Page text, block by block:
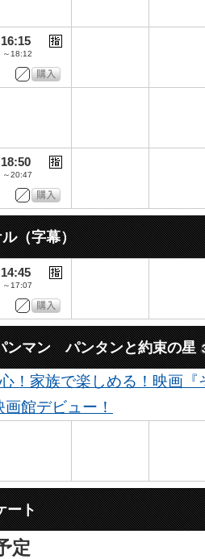
16:15
～18:12
18:50
～20:47
（字幕）
14:45
～17:07
ンマン パンタンと約束の星
！家族で楽しめる！映画
館デビュー！
ート
定